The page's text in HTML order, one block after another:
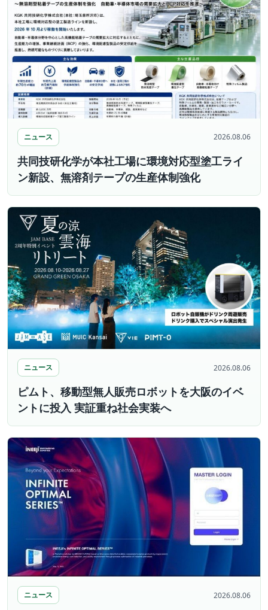
ニュース 2026.08.06
共同技研化学が本社工場に環境対応型塗工ライ
ン新設、無溶剤テープの生産体制強化
ニュース 2026.08.06
ピムト、移動型無人販売ロボットを大阪のイベ
ントに投入 実証重ね社会実装へ
ニュース 2026.08.06